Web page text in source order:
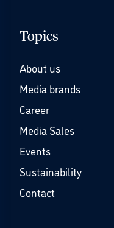
Topics
About us
Media brands
Career
Media Sales
Events
Sustainability
Contact